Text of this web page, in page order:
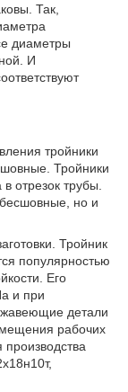
Так,
диаметры
И
тройники
Тройники
отрезок трубы.
но и
Тройник
популярностью
Его
и при
детали
рабочих